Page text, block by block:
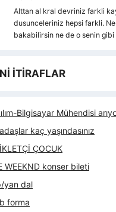
Alttan al kral devriniz farkli
dusunceleriniz hepsi farkli.
bakabilirsin ne de o senin
İTİRAFLAR
Bilgisayar Mühendisi
kaç yaşındasınız
ÇOCUK
WEEKND konser bileti
yan dal
forma